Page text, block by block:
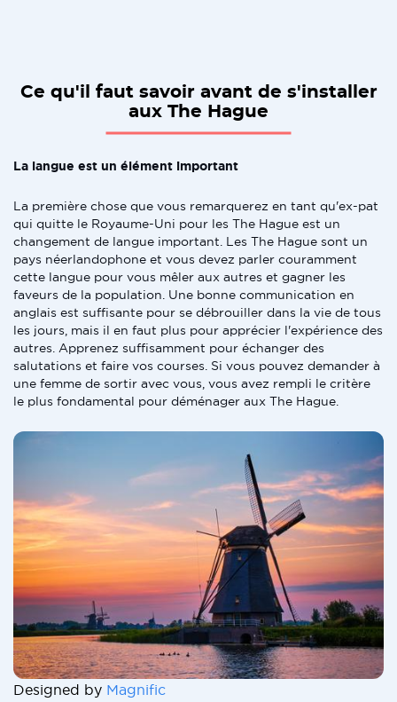
Ce qu'il faut savoir avant de s'installer
aux The Hague
La langue est un élément important
La première chose que vous remarquerez en tant qu'ex-pat
qui quitte le Royaume-Uni pour les The Hague est un
changement de langue important. Les The Hague sont un
pays néerlandophone et vous devez parler couramment
cette langue pour vous mêler aux autres et gagner les
faveurs de la population. Une bonne communication en
anglais est suffisante pour se débrouiller dans la vie de tous
les jours, mais il en faut plus pour apprécier l'expérience des
autres. Apprenez suffisamment pour échanger des
salutations et faire vos courses. Si vous pouvez demander à
une femme de sortir avec vous, vous avez rempli le critère
le plus fondamental pour déménager aux The Hague.
Designed by Magnific